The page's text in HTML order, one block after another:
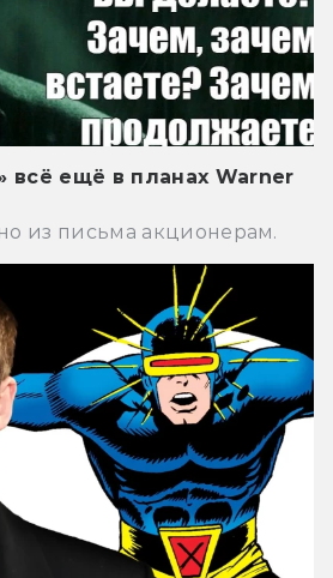
всё ещё в планах Warner
из письма акционерам.